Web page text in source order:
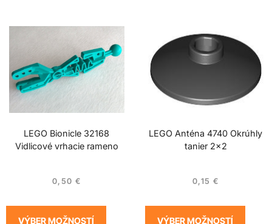
LEGO Bionicle 32168
Vidlicové vrhacie rameno
0,50 €
VÝBER MOŽNOSTÍ
LEGO Anténa 4740 Okrúhly
tanier 2×2
0,15 €
VÝBER MOŽNOSTÍ